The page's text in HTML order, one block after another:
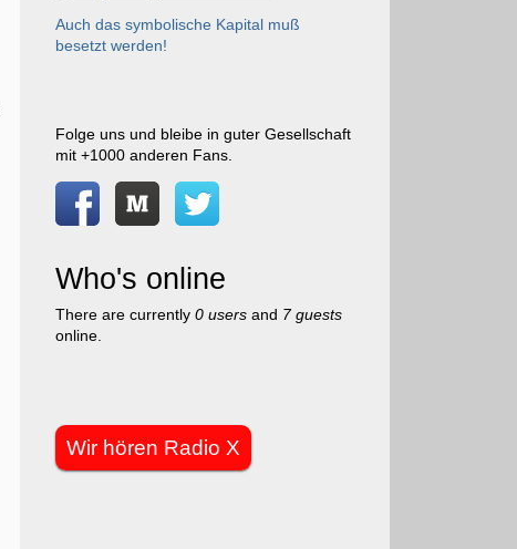
Auch das symbolische Kapital muß
besetzt werden!
Folge uns und bleibe in guter Gesellschaft
mit +1000 anderen Fans.
Who's online
There are currently 0 usersand 7 guests
online.
Wir hören Radio X